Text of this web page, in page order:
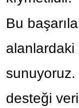
Bu
alanlardaki
sunuyoruz.
desteği